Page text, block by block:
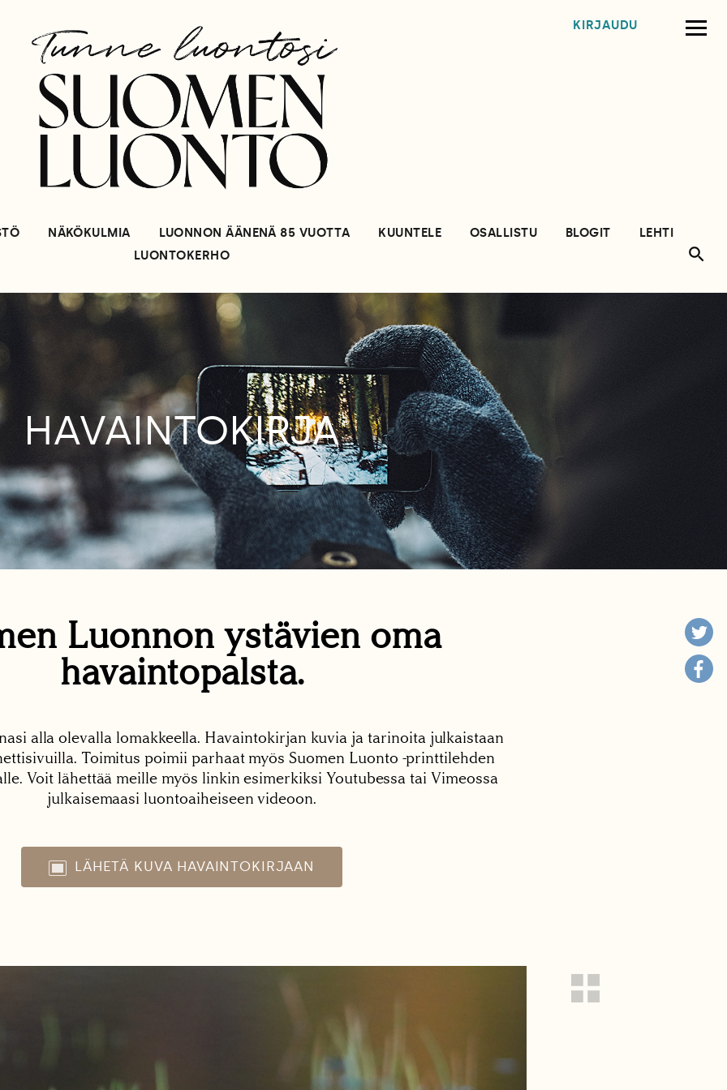
KIRJAUDU
NÄKÖKULMIA LUONNON ÄÄNENÄ 85 VUOTTA KUUNTELE OSALLISTU BLOGIT
LEHTI
LUONTOKERHO
HAVAINTOKIRJA
Luonnon ystävien oma
havaintopalsta.
alla olevalla lomakkeella. Havaintokirjan kuvia ja tarinoita julkaistaan
Toimitus poimii parhaat myös Suomen Luonto -printtilehden
Voit lähettää meille myös linkin esimerkiksi Youtubessa tai Vimeossa
julkaisemaasi luontoaiheiseen videoon.
LÄHETÄ KUVA HAVAINTOKIRJAAN